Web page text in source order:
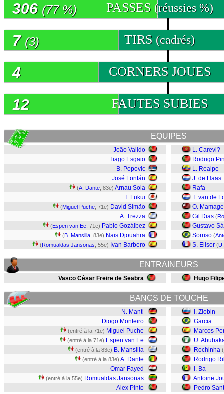
PASSES (réussies %)
306 (77 %)
TIRS (cadrés)
7 (3)
CORNERS JOUES
4
FAUTES SUBIES
12
EQUIPES
João Valido
Tiago Esgaio
B. Popovic
José Fontán
(A. Dante , 83e) Arnau Sola
T. Fukui
(Miguel Puche , 71e) David Simão
A. Trezza
(Espen van Ee , 71e) Pablo Gozálbez
(B. Mansilla , 83e) Nais Djouahra
(Romualdas Jansonas , 55e) Ivan Barbero
L. Carevi?
Rodrigo
L. Realpe
J. de Haas
Rafa
T. van de
O.
Gil Dias (
Gustavo Sá
Sorriso (
S. Elisor (
ENTRAINEURS
Vasco César Freire de Seabra Hugo
BANCS DE TOUCHE
N. Mantl
Diogo Monteiro
(entré à la 71e) Miguel Puche
(entré à la 71e) Espen van Ee
(entré à la 83e) B. Mansilla
(entré à la 83e) A. Dante
Omar Fayed
(entré à la 55e) Romualdas Jansonas
Alex Pinto
I. Zlobin
Garcia
Marcos
U.
Rochinha
Rodrigo
I. Ba
Antoine
Pedro